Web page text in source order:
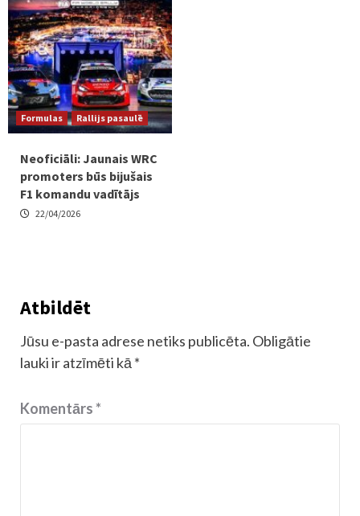
Formulas Rallijs pasaulē
Neoficiāli: Jaunais WRC
promoters būs bijušais
F1 komandu vadītājs
22/04/2026
Atbildēt
Jūsu e-pasta adrese netiks publicēta. Obligātie
lauki ir atzīmēti kā *
Komentārs*